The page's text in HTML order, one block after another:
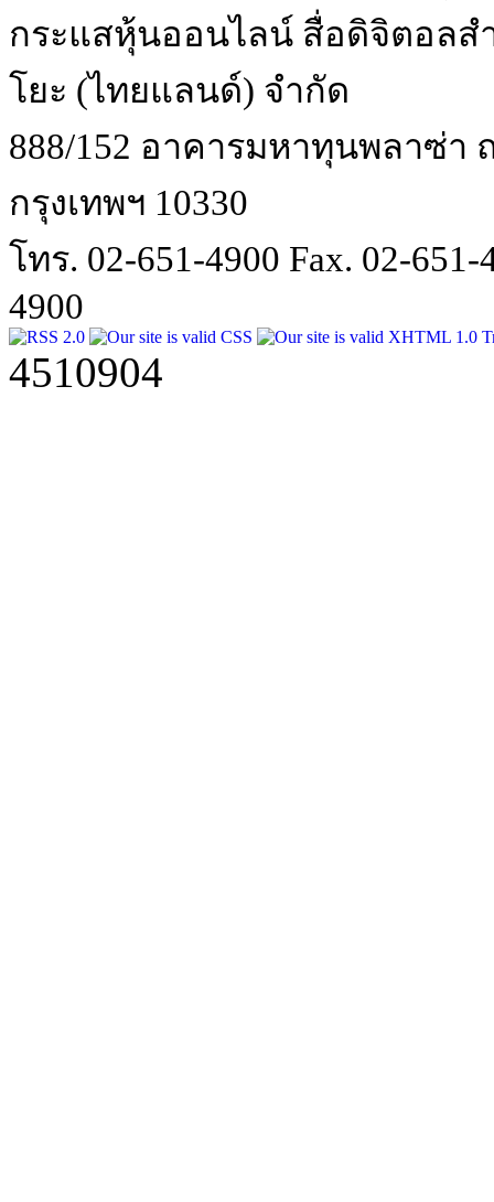
กระแสหุ้นออนไลน์ สื่อดิจิตอล
โยะ (ไทยแลนด์) จำกัด
888/152 อาคารมหาทุนพลาซ่
กรุงเทพฯ 10330
โทร. 02-651-4900 Fax. 02-
4900
4510904